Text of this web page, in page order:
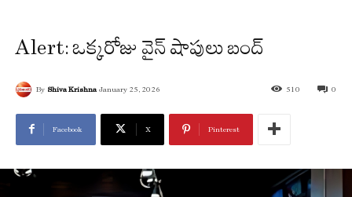
Alert: ఒక్కరోజు వైన్ షాపులు బంద్
By Shiva Krishna January 25, 2026 0
510
Facebook X Pinterest